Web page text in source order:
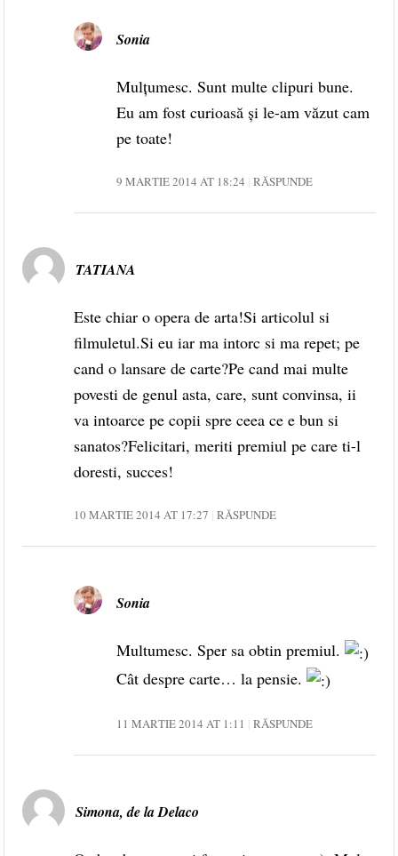
Sonia
Mulțumesc. Sunt multe clipuri bune.
Eu am fost curioasă și le-am văzut cam
pe toate!
9 MARTIE 2014 AT 18:24 RĂSPUNDE
TATIANA
Este chiar o opera de arta!Si articolul si
filmuletul.Si eu iar ma intorc si ma repet; pe
cand o lansare de carte?Pe cand mai multe
povesti de genul asta, care, sunt convinsa, ii
va intoarce pe copii spre ceea ce e bun si
sanatos?Felicitari, meriti premiul pe care ti-l
doresti, succes!
10 MARTIE 2014 AT 17:27 RĂSPUNDE
Sonia
Multumesc. Sper sa obtin premiul.
Cât despre carte… la pensie.
11 MARTIE 2014 AT 1:11 RĂSPUNDE
Simona, de la Delaco